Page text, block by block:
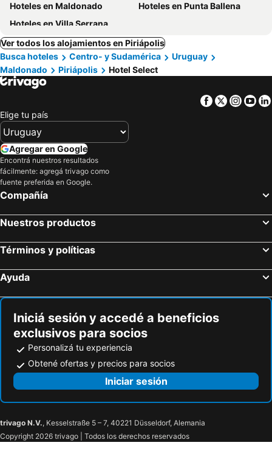
Hoteles en Maldonado
Hoteles en Punta Ballena
Hoteles en Villa Serrana
Ver todos los alojamientos en Piriápolis
Busca hoteles
Centro- y Sudamérica
Uruguay
Maldonado
Piriápolis Hotel Select
Facebook
Twitter
Elige tu país
Agregar en Google
Encontrá nuestros resultados
fácilmente: agregá trivago como
fuente preferida en Google.
Compañía
Nuestros productos
Términos y políticas
Ayuda
Iniciá sesión y accedé a beneficios
exclusivos para socios
Personalizá tu experiencia
Obtené ofertas y precios para socios
Iniciar sesión
trivago N.V., Kesselstraße 5 – 7, 40221 Düsseldorf, Alemania
Copyright 2026 trivago | Todos los derechos reservados